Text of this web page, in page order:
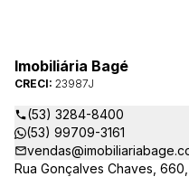
Imobiliária Bagé
CRECI: 23987J
(53) 3284-8400
(53) 99709-3161
Rua Gonçalves Chaves,